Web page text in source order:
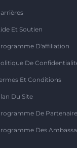
Et Soutien
D'affiliation
De
Et Conditions
Du Site
De
Des